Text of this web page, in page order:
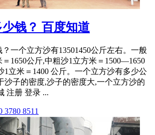
钱？ 百度知道
一个立方沙有13501450公斤左右。一般
1650公斤,中粗沙1立方米＝1500—1650
1立米＝1400 公斤。一个立方沙有多少公
沙子的密度,沙子的密度大,一个立方沙的
注册 登录 ...
3780 8511